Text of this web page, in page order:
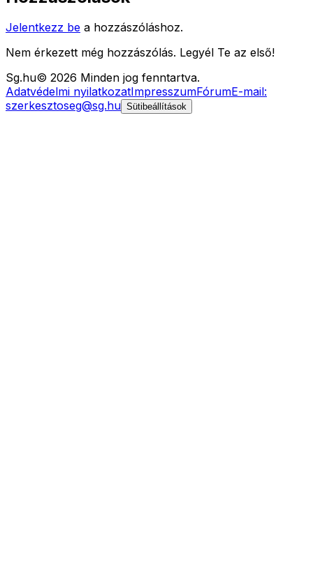
Jelentkezz be a hozzászóláshoz.
Nem érkezett még hozzászólás. Legyél Te az első!
Sg.hu© 2026 Minden jog fenntartva.
Adatvédelmi nyilatkozatImpresszumFórumE-mail:
szerkesztoseg@sg.hu Sütibeállítások